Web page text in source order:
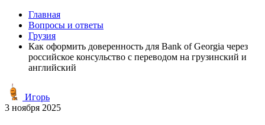
Главная
Вопросы и ответы
Грузия
Как оформить доверенность для Bank of Georgia через
российское консульство с переводом на грузинский и
английский
Игорь
3 ноября 2025